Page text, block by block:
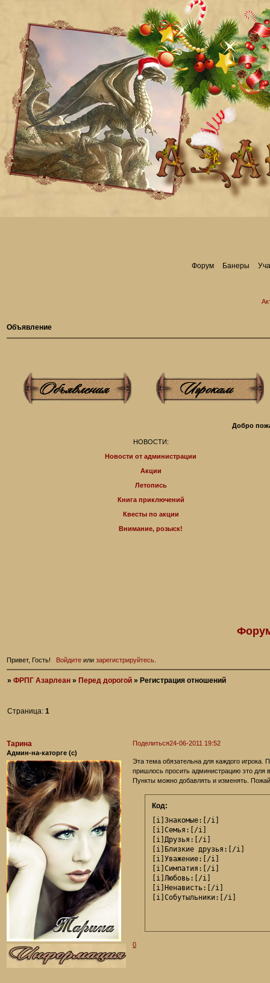
Форум Банеры
Объявление
Добро
НОВОСТИ:
Новости от администрации
Акции
Летопись
Книга приключений
Квесты по акции
Внимание, розыск!
Привет, Гость! Войдитеили зарегистрируйтесь.
»ФРПГ Азарлеан » Перед дорогой » Регистрация отношений
Страница:1
Поделиться24-06-2011 19:52
Тарина
Админ-на-каторге (с)
Эта тема обязательна для каждого игрока.
пришлось просить администрацию это для
Пункты можно добавлять и изменять.
Код:
[i]Знакомые:[/i]
[i]Семья:[/i]
[i]Друзья:[/i]
[i]Близкие друзья:[/i]
[i]Уважение:[/i]
[i]Симпатия:[/i]
[i]Любовь:[/i]
[i]Ненависть:[/i]
[i]Собутыльники:[/i]
0